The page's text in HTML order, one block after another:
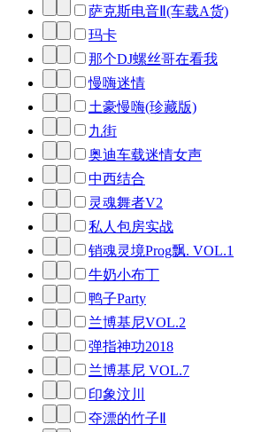
萨克斯电音Ⅱ(车载A货)
玛卡
那个DJ螺丝哥在看我
慢嗨迷情
土豪慢嗨(珍藏版)
九街
奥迪车载迷情女声
中西结合
灵魂舞者V2
私人包房实战
销魂灵境Prog飘. VOL.1
牛奶小布丁
鸭子Party
兰博基尼VOL.2
弹指神功2018
兰博基尼 VOL.7
印象汶川
夺漂的竹子Ⅱ